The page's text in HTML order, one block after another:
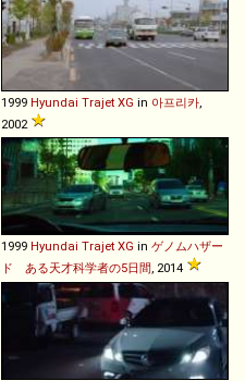
1999 Hyundai Trajet XG in 아프리카
2002
1999 Hyundai Trajet XG in ゲノムハザー
ド ある天才科学者の5日間 , 2014